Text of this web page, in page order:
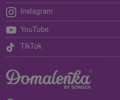
Instagram
YouTube
TikTok